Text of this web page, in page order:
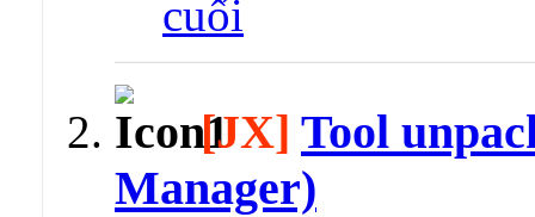
[JX] Tool
Manager)